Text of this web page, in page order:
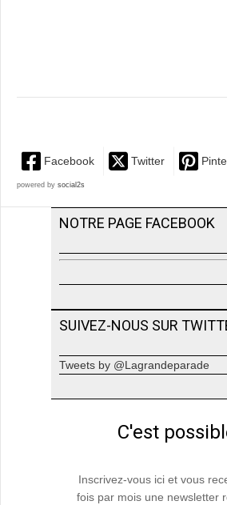
Facebook Twitter
powered by social2s
NOTRE PAGE FACEBOOK
SUIVEZ-NOUS SUR
Tweets by @Lagrandeparade
C'est
Inscrivez-vous ici et vous
fois par mois une newsletter